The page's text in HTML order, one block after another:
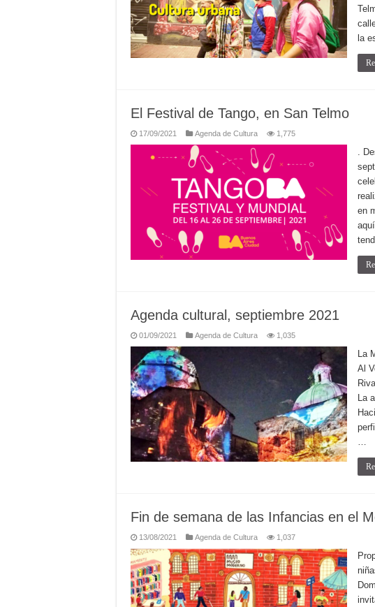
la
El Festival de Tango, en San Telmo
17/09/2021 Agenda de Cultura 1,775
.
en
Agenda cultural, septiembre 2021
01/09/2021 Agenda de Cultura 1,035
La
Al
La
…
Fin de semana de las Infancias en el
13/08/2021 Agenda de Cultura 1,037